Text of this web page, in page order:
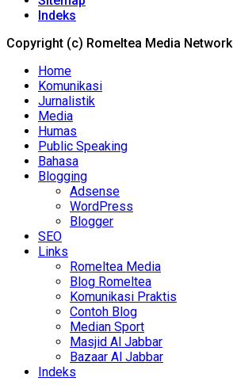
Indeks
Copyright (c) Romeltea Media
Home
Komunikasi
Jurnalistik
Media
Humas
Public Speaking
Bahasa
Blogging
Adsense
WordPress
Blogger
SEO
Links
Romeltea Media
Blog Romeltea
Komunikasi Praktis
Contoh Blog
Median Sport
Masjid Al Jabbar
Bazaar Al Jabbar
Indeks